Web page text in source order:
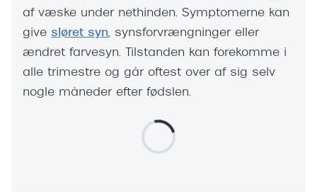
af væske under nethinden. Symptomerne kan
give sløret syn, synsforvrængninger eller
ændret farvesyn. Tilstanden kan forekomme i
alle trimestre og går oftest over af sig selv
nogle måneder efter fødslen.